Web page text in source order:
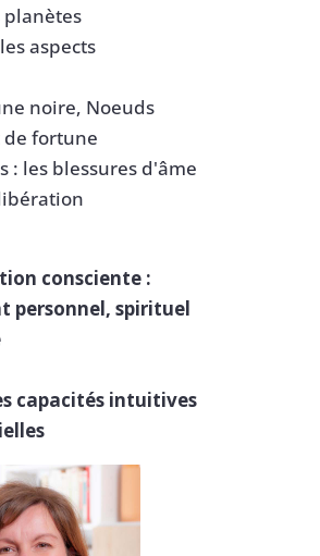
planètes
aspects
noire, Noeuds
fortune
: les blessures d'âme
consciente :
personnel, spirituel
capacités intuitives